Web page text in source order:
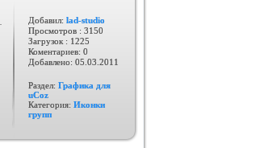
Добавил: lad-studio
Просмотров : 3150
Загрузок : 1225
Коментариев: 0
Добавлено: 05.03.2011
Раздел: Графика для
uCoz
Категория: Иконки
групп